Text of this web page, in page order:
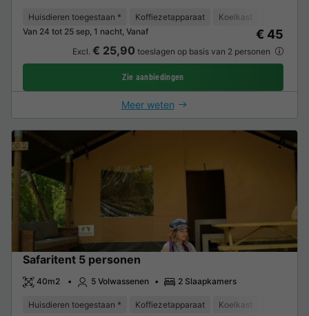
Huisdieren toegestaan * Koffiezetapparaat Koelkast
Van 24 tot 25 sep, 1 nacht, Vanaf
€ 45
Excl. € 25,90 toeslagen op basis van 2 personen
Zie aanbiedingen
Meer weten
Safaritent 5 personen
40m2 5 Volwassenen 2 Slaapkamers
Huisdieren toegestaan * Koffiezetapparaat Koelkast